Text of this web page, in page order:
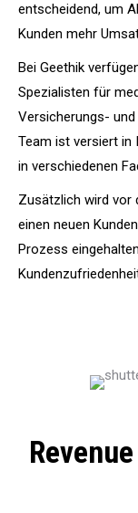
entscheidend, um
Kunden mehr
Bei Geethik
Spezialisten für
Versicherungs-
Team ist versiert in
in verschiedenen
Zusätzlich wird vor
einen neuen
Prozess